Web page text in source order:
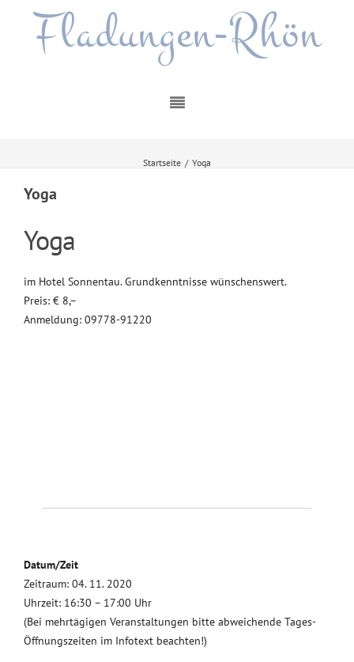
Fladungen-Rhön
Startseite / Yoga
Yoga
Yoga
im Hotel Sonnentau. Grundkenntnisse wünschenswert.
Preis: € 8,–
Anmeldung: 09778-91220
Datum/Zeit
Zeitraum: 04. 11. 2020
Uhrzeit: 16:30 – 17:00 Uhr
(Bei mehrtägigen Veranstaltungen bitte abweichende Tages-
Öffnungszeiten im Infotext beachten!)